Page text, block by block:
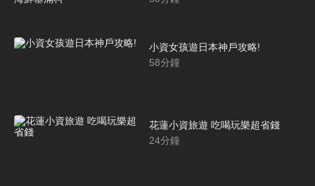
小資女孩遊日本神戶攻略!
58分鐘
花蓮小資旅遊 吃喝玩樂超省錢
24分鐘